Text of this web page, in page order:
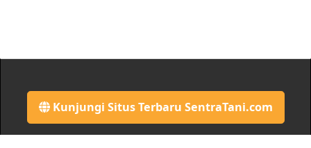
Kunjungi Situs Terbaru SentraTani.com